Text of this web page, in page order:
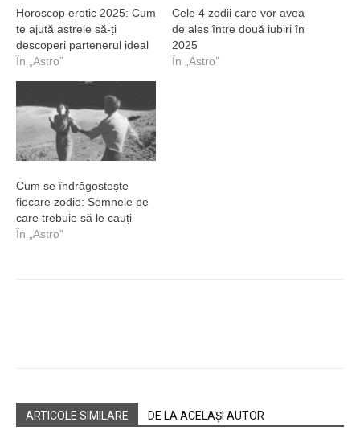
Horoscop erotic 2025: Cum
te ajută astrele să-ți
descoperi partenerul ideal
În „Astro”
Cele 4 zodii care vor avea
de ales între două iubiri în
2025
În „Astro”
Cum se îndrăgostește
fiecare zodie: Semnele pe
care trebuie să le cauți
În „Astro”
ARTICOLE SIMILARE DE LA ACELAȘI AUTOR